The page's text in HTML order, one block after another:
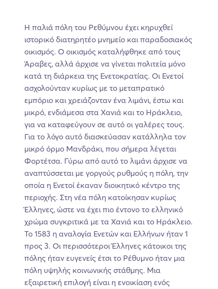
Η παλιά πόλη του Ρεθύμνου έχει κηρυχθεί
ιστορικό διατηρητέο μνημείο και παραδοσιακός
οικισμός. Ο οικισμός καταλήφθηκε από τους
Άραβες, αλλά άρχισε να γίνεται πολιτεία μόνο
κατά τη διάρκεια της Ενετοκρατίας. Οι Ενετοί
ασχολούνταν κυρίως με το μεταπρατικό
εμπόριο και χρειάζονταν ένα λιμάνι, έστω και
μικρό, ενδιάμεσα στα Χανιά και το Ηράκλειο,
για να καταφεύγουν σε αυτό οι γαλέρες τους.
Για το λόγο αυτό διασκεύασαν κατάλληλα τον
μικρό όρμο Μανδράκι, που σήμερα λέγεται
Φορτέτσα. Γύρω από αυτό το λιμάνι άρχισε να
αναπτύσσεται με γοργούς ρυθμούς η πόλη, την
οποία η Ενετοί έκαναν διοικητικό κέντρο της
περιοχής. Στη νέα πόλη κατοίκησαν κυρίως
Έλληνες, ώστε να έχει πιο έντονο το ελληνικό
χρώμα συγκριτικά με τα Χανιά και το Ηράκλειο.
Το 1583 η αναλογία Ενετών και Ελλήνων ήταν 1
προς 3. Οι περισσότεροι Έλληνες κάτοικοι της
πόλης ήταν ευγενείς έτσι το Ρέθυμνο ήταν μια
πόλη υψηλής κοινωνικής στάθμης. Μια
εξαιρετική επιλογή είναι η ενοικίαση ενός